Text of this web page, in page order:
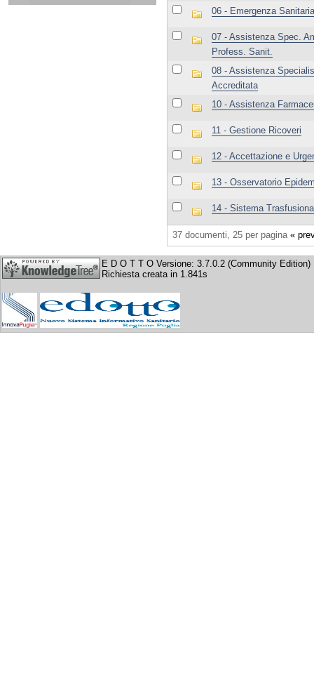
06 - Emergenza
07 - Assistenza Spec.
Profess. Sanit.
08 - Assistenza
Accreditata
10 - Assistenza
11 - Gestione Ricoveri
12 - Accettazione e
13 - Osservatorio
14 - Sistema
37 documenti, 25 per pagina «
E D O T T O Versione: 3.7.0.2 (Community Edition)
Richiesta creata in 1.841s